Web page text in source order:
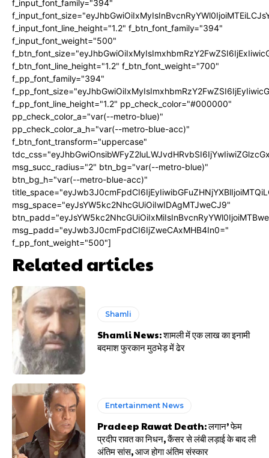
f_input_font_family="394"
f_input_font_line_height="1.2" f_btn_font_family="394"
f_input_font_weight="500"
f_btn_font_line_height="1.2" f_btn_font_weight="700"
f_pp_font_family="394"
f_pp_font_line_height="1.2" pp_check_color="#000000"
pp_check_color_a="var(--metro-blue)"
pp_check_color_a_h="var(--metro-blue-acc)"
f_btn_font_transform="uppercase"
msg_succ_radius="2" btn_bg="var(--metro-blue)"
btn_bg_h="var(--metro-blue-acc)"
msg_space="eyJsYW5kc2NhcGUiOiIwIDAgMTJweCJ9"
msg_padd="eyJwb3J0cmFpdCI6IjZweCAxMHB4In0="
f_pp_font_weight="500"]
Related articles
Shamli
Shamli News: शामली में एक लाख का इनामी
बदमाश फुरकान मुठभेड़ में ढेर
Entertainment News
Pradeep Rawat Death: लगान’ फेम
प्रदीप रावत का निधन, कैंसर से लंबी लड़ाई के बाद ली
अंतिम सांस, आज होगा अंतिम संस्कार